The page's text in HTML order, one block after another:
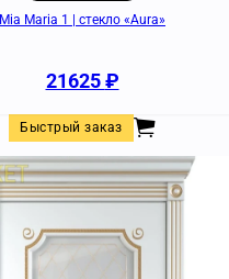
Mia Maria 1 | стекло «Aura»
21625₽
Быстрый заказ